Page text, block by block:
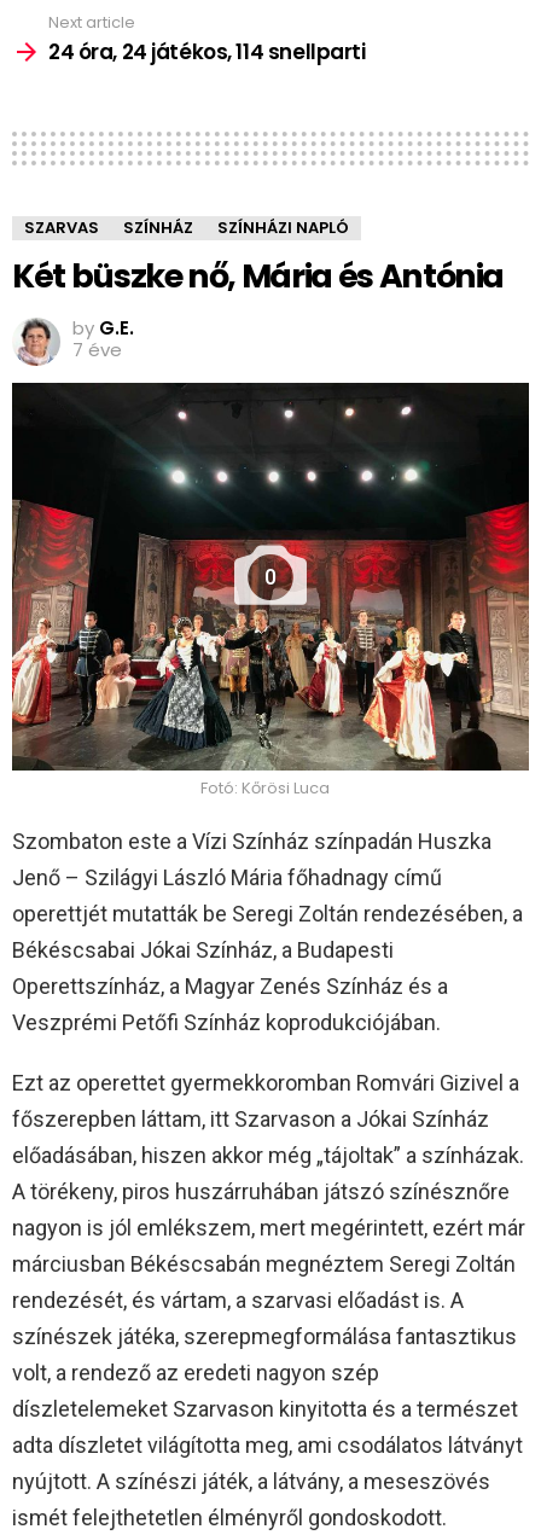
Next article
24 óra, 24 játékos, 114 snellparti
SZARVAS SZÍNHÁZ SZÍNHÁZI NAPLÓ
Két büszke nő, Mária és Antónia
by G.E.
7 éve
0
Fotó: Kőrösi Luca
Szombaton este a Vízi Színház színpadán Huszka
Jenő – Szilágyi László Mária főhadnagy című
operettjét mutatták be Seregi Zoltán rendezésében, a
Békéscsabai Jókai Színház, a Budapesti
Operettszínház, a Magyar Zenés Színház és a
Veszprémi Petőfi Színház koprodukciójában.
Ezt az operettet gyermekkoromban Romvári Gizivel a
főszerepben láttam, itt Szarvason a Jókai Színház
előadásában, hiszen akkor még „tájoltak” a színházak.
A törékeny, piros huszárruhában játszó színésznőre
nagyon is jól emlékszem, mert megérintett, ezért már
márciusban Békéscsabán megnéztem Seregi Zoltán
rendezését, és vártam, a szarvasi előadást is. A
színészek játéka, szerepmegformálása fantasztikus
volt, a rendező az eredeti nagyon szép
díszletelemeket Szarvason kinyitotta és a természet
adta díszletet világította meg, ami csodálatos látványt
nyújtott. A színészi játék, a látvány, a meseszövés
ismét felejthetetlen élményről gondoskodott.